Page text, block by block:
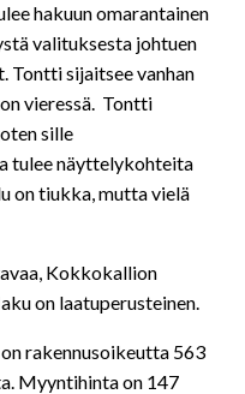
hakuun omarantainen
valituksesta johtuen
Tontti sijaitsee vanhan
vieressä. Tontti
sille
tulee näyttelykohteita
on tiukka, mutta vielä
Kokkokallion
on laatuperusteinen.
rakennusoikeutta 563
Myyntihinta on 147